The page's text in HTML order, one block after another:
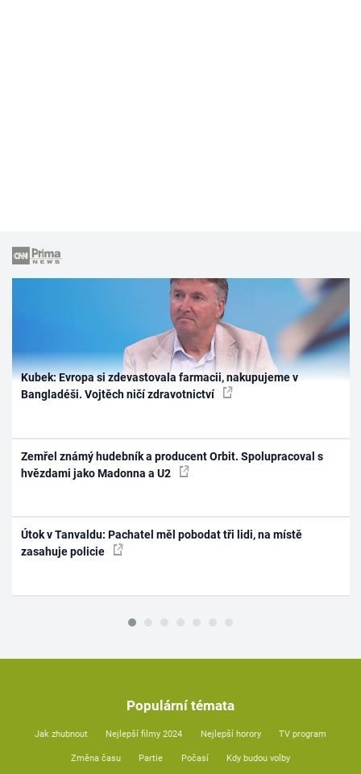
Kubek: Evropa si zdevastovala farmacii, nakupujeme v
Bangladéši. Vojtěch ničí zdravotnictví
Zemřel známý hudebník a producent Orbit. Spolupracoval s
hvězdami jako Madonna a U2
Útok v Tanvaldu: Pachatel měl pobodat tři lidi, na místě
zasahuje policie
Populární témata
Jak zhubnout Nejlepší filmy 2024 Nejlepší horory TV program
Změna času Partie Počasí Kdy budou volby